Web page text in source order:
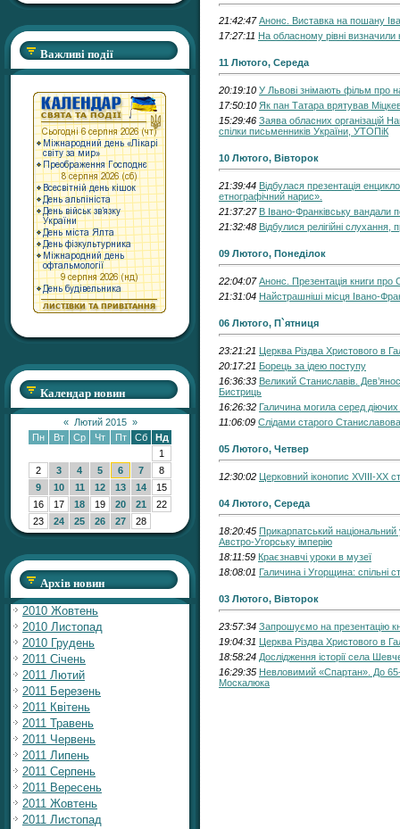
Важливі події
Календар новин
« Лютий 2015 »
Пн
Вт Ср Чт Пт Сб
Нд
1
2
3 4 5 6 7
8
9
10 11 12 13 14
15
16
17 18 19 20 21
22
23
24 25 26 27 28
Архів новин
2010 Жовтень
2010 Листопад
2010 Грудень
2011 Січень
2011 Лютий
2011 Березень
2011 Квітень
2011 Травень
2011 Червень
2011 Липень
2011 Серпень
2011 Вересень
2011 Жовтень
2011 Листопад
21:42:47 Анонс. Виставка на пошану
17:27:11 На обласному рівні визначили
11 Лютого, Середа
20:19:10 У Львові знімають фільм про
17:50:10 Як пан Татара врятував
15:29:46 Заява обласних організацій
спілки письменників України, УТОПіК
10 Лютого, Вівторок
21:39:44 Відбулася презентація
етнографічний нарис».
21:37:27 В Івано-Франківську вандали
21:32:48 Відбулися релігійні
09 Лютого, Понеділок
22:04:07 Анонс. Презентація книги про
21:31:04 Найстрашніші місця Івано-
06 Лютого, П`ятниця
23:21:21
Церква Різдва Христового в
20:17:21 Борець за ідею поступу
16:36:33 Великий Станиславів.
Бистриць
16:26:32 Галичина могила серед діючих
11:06:09 Слідами старого
05 Лютого, Четвер
12:30:02 Церковний іконопис XVIII-XX
04 Лютого, Середа
18:20:45 Прикарпатський
Австро-Угорську імперію
18:11:59 Краєзнавчі уроки в музеї
18:08:01 Галичина і Угорщина: спільні
03 Лютого, Вівторок
23:57:34 Запрошуємо на презентацію
19:04:31
Церква Різдва Христового в
18:58:24 Дослідження історії села
16:29:35 Невловимий «Спартан». До 65-
Москалюка